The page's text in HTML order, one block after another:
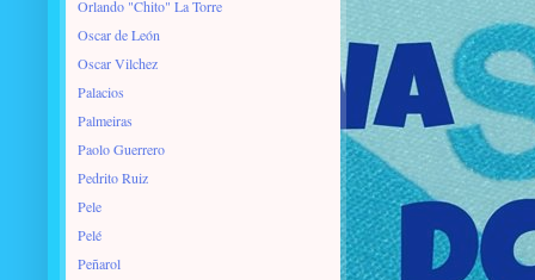
Orlando "Chito" La Torre
Oscar de León
Oscar Vilchez
Palacios
Palmeiras
Paolo Guerrero
Pedrito Ruiz
Pele
Pelé
Peñarol